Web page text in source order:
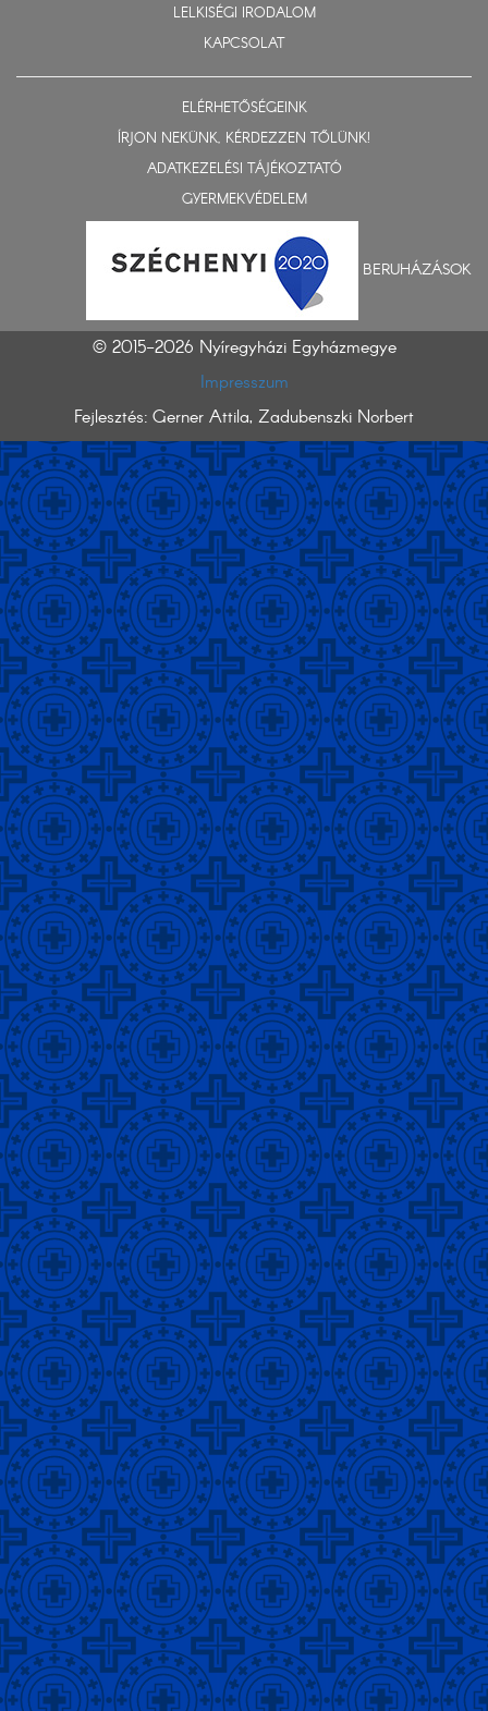
LELKISÉGI IRODALOM
KAPCSOLAT
ELÉRHETŐSÉGEINK
ÍRJON NEKÜNK, KÉRDEZZEN TŐLÜNK!
ADATKEZELÉSI TÁJÉKOZTATÓ
GYERMEKVÉDELEM
BERUHÁZÁSOK
© 2015-2026 Nyíregyházi Egyházmegye
Impresszum
Fejlesztés: Gerner Attila, Zadubenszki Norbert